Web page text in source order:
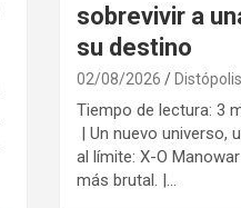
sobrevivir a
su destino
02/08/2026 Distópolis
Tiempo de lectura: 3
| Un nuevo universo,
al límite: X-O
más brutal. |…